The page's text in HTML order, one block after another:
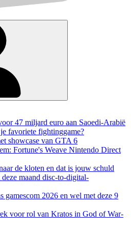
47 miljard euro aan Saoedi-Arabië
favoriete fightinggame?
showcase van GTA 6
Fortune's Weave Nintendo Direct
de kloten en dat is jouw schuld
maand disc-to-digital-
gamescom 2026 en wel met deze 9
voor rol van Kratos in God of War-